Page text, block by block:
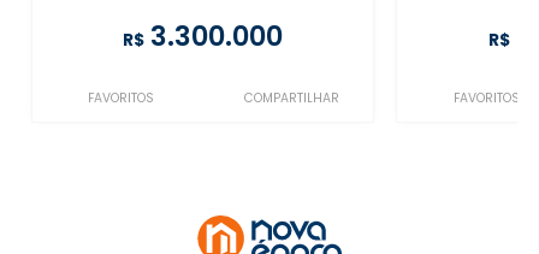
R$ 3.300.000
FAVORITOS COMPARTILHAR
R$
FAVORITOS